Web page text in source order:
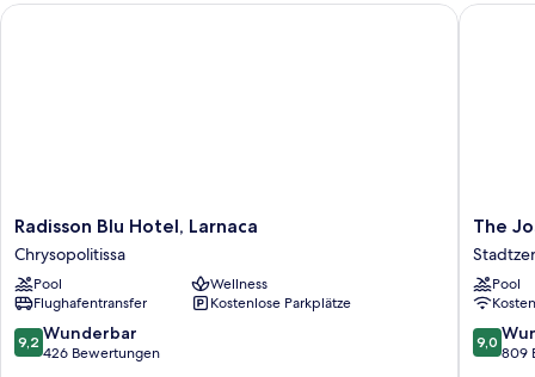
Radisson
Blu
Hotel,
Larnaca
Chrysopolitissa
Radisson Blu Hotel, Larnaca
Chrysopolitissa
Pool
Wellness
Flughafentransfer
Kostenlose Parkplätze
9.2
von
9,2 Wunderbar
426 Bewertungen
Radisson Blu Hotel, Larnaca
The
hotel
von
Larnaca
The
Pool
9.0
von
9,0
809
The